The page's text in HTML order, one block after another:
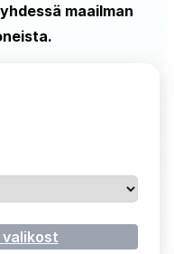
maailman